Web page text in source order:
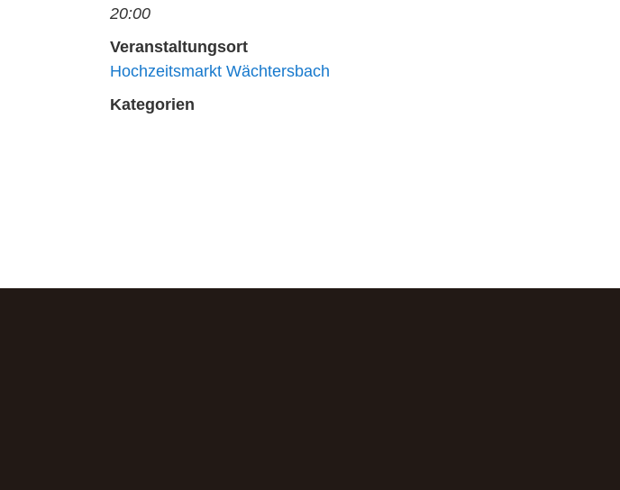
20:00
Veranstaltungsort
Hochzeitsmarkt Wächtersbach
Kategorien